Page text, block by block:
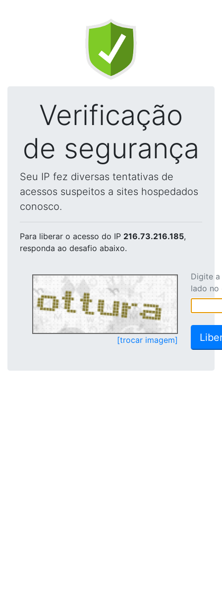
Verificação
de segurança
Seu IP fez diversas tentativas de
acessos suspeitos a sites hospedados
conosco.
Para liberar o acesso do IP 216.73.216.185,
responda ao desafio abaixo.
[trocar imagem]
Digite
lado no